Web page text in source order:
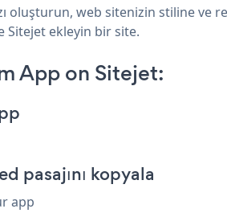
oluşturun, web sitenizin stiline ve
Sitejet ekleyin bir site.
App on Sitejet:
pasajını kopyala
app